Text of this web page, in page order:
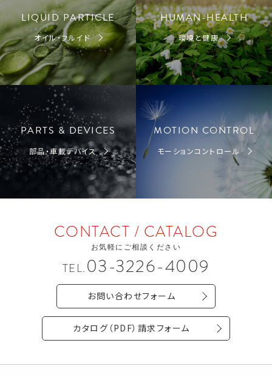
LIQUID PARTICLE
オイル・フルイド
HUMAN-HEALTH
環境と健康
PARTS & DEVICES
部品・車載デバイス
MOTION CONTROL
モーションコントロール
CONTACT / CATALOG
お気軽にご相談ください
TEL. 03-3226-4009
お問い合わせフォーム
カタログ（PDF）請求フォーム